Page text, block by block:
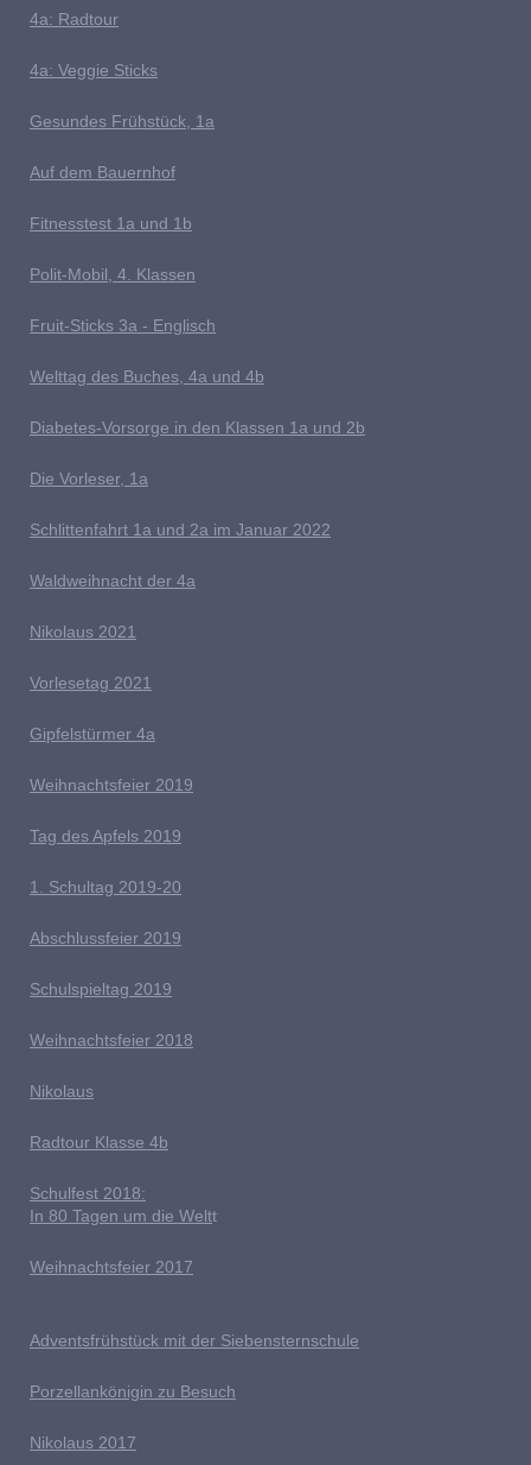
4a: Radtour
4a: Veggie Sticks
Gesundes Frühstück, 1a
Auf dem Bauernhof
Fitnesstest 1a und 1b
Polit-Mobil, 4. Klassen
Fruit-Sticks 3a - Englisch
Welttag des Buches, 4a und 4b
Diabetes-Vorsorge in den Klassen 1a und 2b
Die Vorleser, 1a
Schlittenfahrt 1a und 2a im Januar 2022
Waldweihnacht der 4a
Nikolaus 2021
Vorlesetag 2021
Gipfelstürmer 4a
Weihnachtsfeier 2019
Tag des Apfels 2019
1. Schultag 2019-20
Abschlussfeier 2019
Schulspieltag 2019
Weihnachtsfeier 2018
Nikolaus
Radtour Klasse 4b
Schulfest 2018:
In 80 Tagen um die Weltt
Weihnachtsfeier 2017
Adventsfrühstück mit der Siebensternschule
Porzellankönigin zu Besuch
Nikolaus 2017